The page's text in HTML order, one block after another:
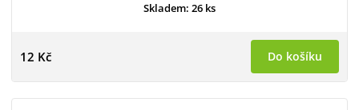
Skladem: 26 ks
12 Kč Do košíku